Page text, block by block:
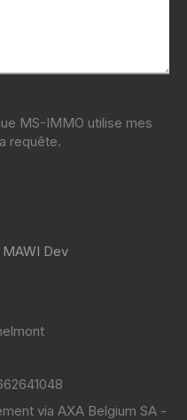
MS-IMMO utilise mes
requête.
MAWI Dev
via AXA Belgium SA -